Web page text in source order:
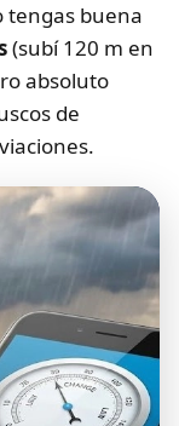
tengas buena
(subí 120 m en
absoluto
de